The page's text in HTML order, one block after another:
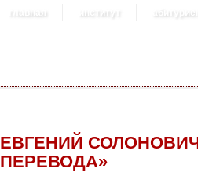
главная институт
ЕВГЕНИЙ
ПЕРЕВОДА»